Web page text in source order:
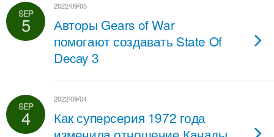
SEP
5
2022/09/05
Авторы Gears of War
помогают создавать State Of
Decay 3
SEP
4
2022/09/04
Как суперсерия 1972 года